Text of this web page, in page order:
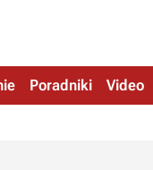
Poradniki Video